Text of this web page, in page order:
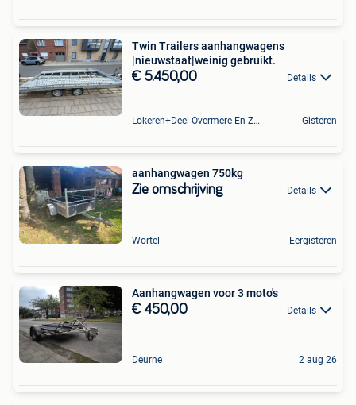
Twin Trailers aanhangwagens
|nieuwstaat|weinig gebruikt.
€ 5.450,00 Details
Lokeren+Deel Overmere En Zele Gisteren
aanhangwagen 750kg
Zie omschrijving Details
Wortel Eergisteren
Aanhangwagen voor 3 moto's
€ 450,00 Details
Deurne 2 aug 26